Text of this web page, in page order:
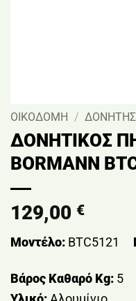
ΟΙΚΟΔΟΜΗ /
ΔΟΝΗΤΙΚΟΣ
BORMANN
129,00 €
Μοντέλο: BTC5121
Βάρος Καθαρό Kg: 5